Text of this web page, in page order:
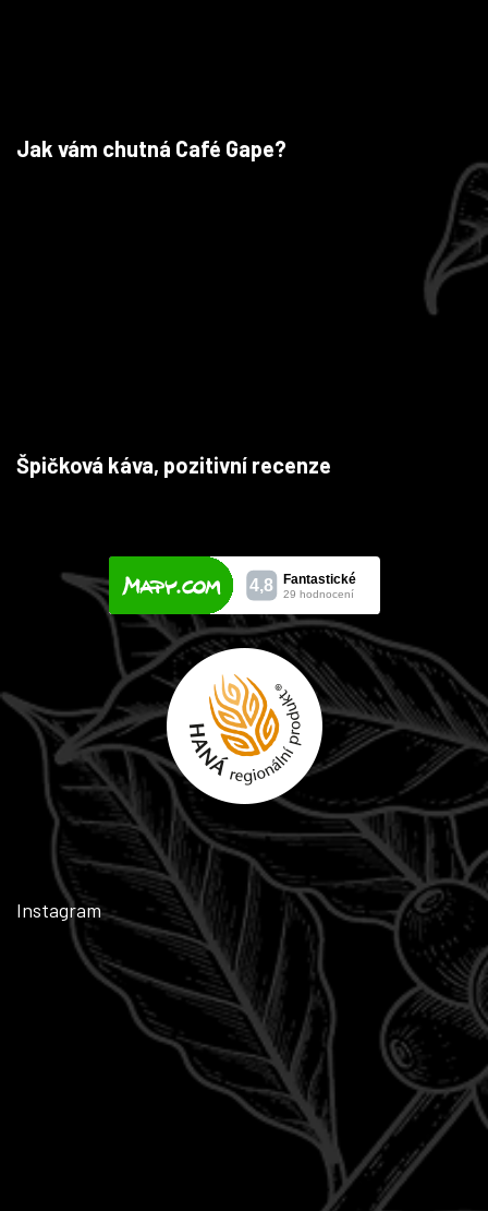
Jak vám chutná Café Gape?
Špičková káva, pozitivní recenze
Instagram